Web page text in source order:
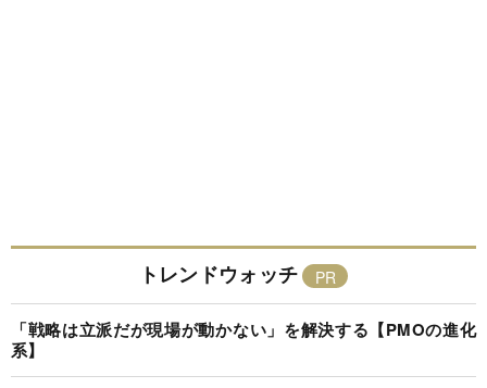
トレンドウォッチ
「戦略は立派だが現場が動かない」を解決する【PMOの進化
系】